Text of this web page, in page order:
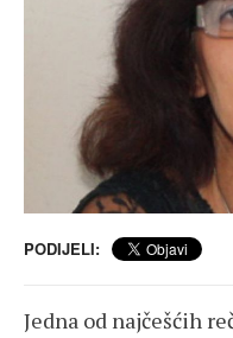
PODIJELI:
Jedna od najčešćih